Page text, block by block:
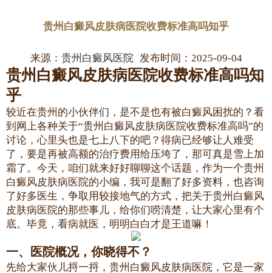
贵州白癜风皮肤病医院收费标准高吗知乎
来源： 贵州白癜风医院 发布时间：2025-09-04
贵州白癜风皮肤病医院收费标准高吗知
乎
较近在贵州的小伙伴们，是不是也有被白癜风困扰的？看
到网上各种关于“贵州白癜风皮肤病医院收费标准高吗”的
讨论，心里头也是七上八下的吧？得病已经够让人难受
了，要是再被高额的治疗费用给压垮了，那可真是雪上加
霜了。今天，咱们就来好好聊聊这个话题，作为一个贵州
白癜风皮肤病医院的小编，我可是翻了好多资料，也咨询
了好多医生，争取用较接地气的方式，把关于贵州白癜风
皮肤病医院的那些事儿，给你们唠清楚，让大家心里有个
底。毕竟，看病就医，明明白白才是王道嘛！
一、医院概况，你晓得不？
先给大家伙儿捋一捋，贵州白癜风皮肤病医院，它是一家